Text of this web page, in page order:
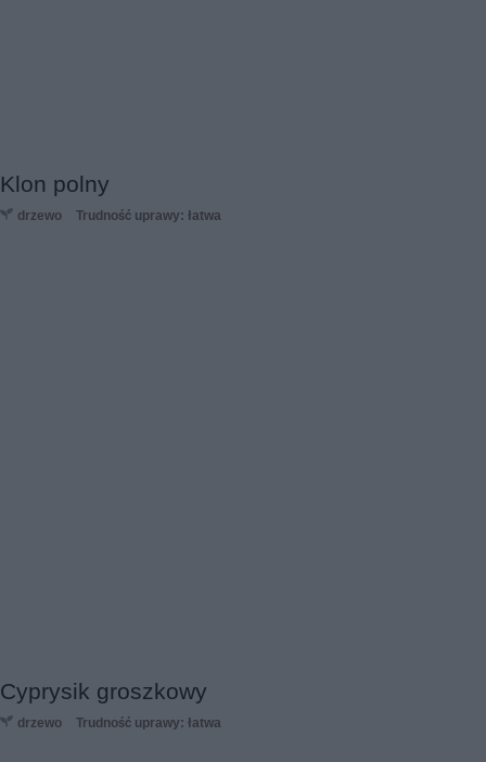
Klon polny
drzewo Trudność uprawy: łatwa
Cyprysik groszkowy
drzewo Trudność uprawy: łatwa